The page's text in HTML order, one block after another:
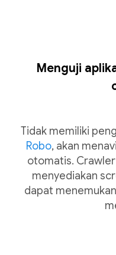
Menguji
Tidak memiliki
Robo, akan
otomatis.
menyediakan
dapat